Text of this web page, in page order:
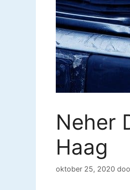
Neher
Haag
oktober 25, 2020